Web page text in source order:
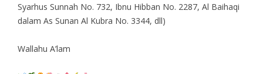
Syarhus Sunnah No. 732, Ibnu Hibban No. 2287, Al Baihaqi
dalam As Sunan Al Kubra No. 3344, dll)
Wallahu A’lam